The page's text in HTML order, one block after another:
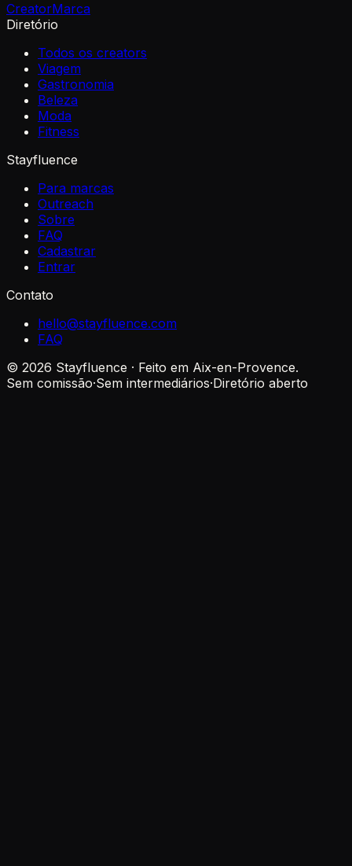
CreatorMarca
Diretório
Todos os creators
Viagem
Gastronomia
Beleza
Moda
Fitness
Stayfluence
Para marcas
Outreach
Sobre
FAQ
Cadastrar
Entrar
Contato
hello@stayfluence.com
FAQ
© 2026 Stayfluence · Feito em Aix-en-Provence.
Sem comissão·Sem intermediários·Diretório aberto